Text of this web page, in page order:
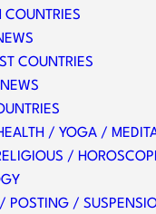
COUNTRIES
COUNTRIES
/ YOGA /
/
/ POSTING /